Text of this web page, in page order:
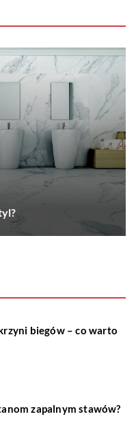
biegów – co warto
zapalnym stawów?